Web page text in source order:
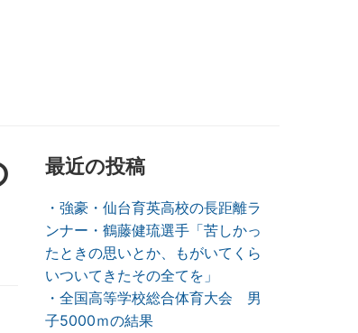
最近の投稿
・強豪・仙台育英高校の長距離ラ
ンナー・鶴藤健琉選手「苦しかっ
たときの思いとか、もがいてくら
いついてきたその全てを」
・全国高等学校総合体育大会 男
子5000ｍの結果